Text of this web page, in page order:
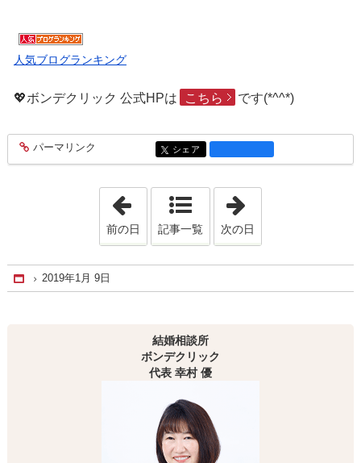
人気ブログランキング
💖ボンデクリック 公式HPは こちら です(*^^*)
entry1867
パーマリンク entry1867
シェア
「2019年1月 8日」
前の日 記事一覧 次の日
Home
2019年1月 9日
結婚相談所
ボンデクリック
代表 幸村 優